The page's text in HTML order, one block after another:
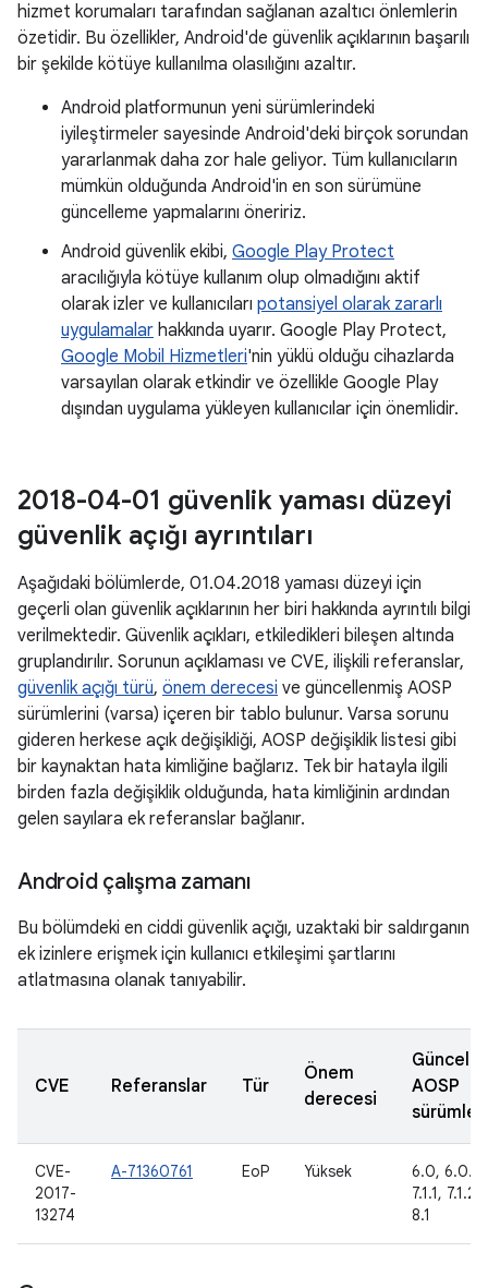
hizmet korumaları tarafından sağlanan azaltıcı önlemlerin
özetidir. Bu özellikler, Android'de güvenlik açıklarının başarılı
bir şekilde kötüye kullanılma olasılığını azaltır.
Android platformunun yeni sürümlerindeki
iyileştirmeler sayesinde Android'deki birçok sorundan
yararlanmak daha zor hale geliyor. Tüm kullanıcıların
mümkün olduğunda Android'in en son sürümüne
güncelleme yapmalarını öneririz.
Android güvenlik ekibi, Google Play Protect
aracılığıyla kötüye kullanım olup olmadığını aktif
olarak izler ve kullanıcıları potansiyel olarak zararlı
uygulamalar hakkında uyarır. Google Play Protect,
Google Mobil Hizmetleri'nin yüklü olduğu cihazlarda
varsayılan olarak etkindir ve özellikle Google Play
dışından uygulama yükleyen kullanıcılar için önemlidir.
2018-04-01 güvenlik yaması düzeyi
güvenlik açığı ayrıntıları
Aşağıdaki bölümlerde, 01.04.2018 yaması düzeyi için
geçerli olan güvenlik açıklarının her biri hakkında ayrıntılı bilgi
verilmektedir. Güvenlik açıkları, etkiledikleri bileşen altında
gruplandırılır. Sorunun açıklaması ve CVE, ilişkili referanslar,
güvenlik açığı türü, önem derecesi ve güncellenmiş AOSP
sürümlerini (varsa) içeren bir tablo bulunur. Varsa sorunu
gideren herkese açık değişikliği, AOSP değişiklik listesi gibi
bir kaynaktan hata kimliğine bağlarız. Tek bir hatayla ilgili
birden fazla değişiklik olduğunda, hata kimliğinin ardından
gelen sayılara ek referanslar bağlanır.
Android çalışma zamanı
Bu bölümdeki en ciddi güvenlik açığı, uzaktaki bir saldırganın
ek izinlere erişmek için kullanıcı etkileşimi şartlarını
atlatmasına olanak tanıyabilir.
CVE Referanslar Tür
Önem
derecesi
AOSP
sürümleri
CVE-
2017-
13274
A-71360761 EoP Yüksek
6.0, 6.0.1,
7.1.1,
8.1